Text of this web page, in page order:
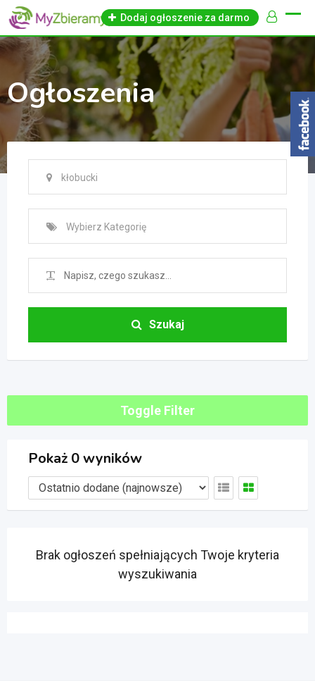
Skip
content
Dodaj ogłoszenie za darmo
Ogłoszenia
kłobucki
Wybierz Kategorię
Szukaj
Toggle Filter
Pokaż 0 wyników
Brak ogłoszeń spełniających Twoje kryteria
wyszukiwania